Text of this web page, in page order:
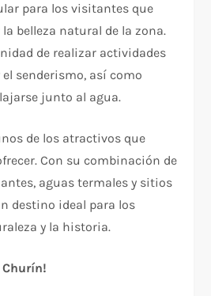
para los visitantes que
belleza natural de la zona.
de realizar actividades
el senderismo, así como
junto al agua.
de los atractivos que
Con su combinación de
aguas termales y sitios
destino ideal para los
y la historia.
Churín!